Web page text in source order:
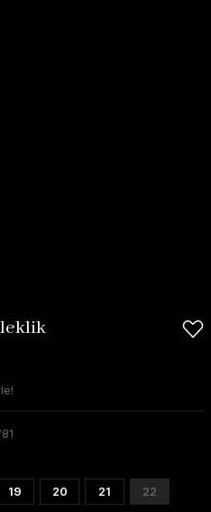
19 20 21 22